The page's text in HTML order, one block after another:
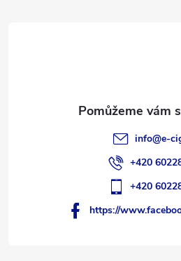
info@e-
+420
+420
https://